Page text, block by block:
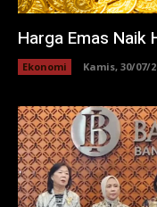
Harga Emas Naik
Ekonomi Kamis, 30/07/